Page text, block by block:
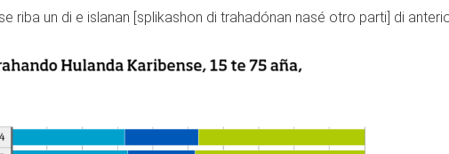
riba un di e islanan [splikashon di trahadónan nasé otro parti] di